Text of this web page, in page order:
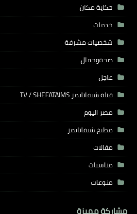
حكاية مكان
خدمات
شخصيات مشرفة
صحةوجمال
عاجل
قناة شيفاتايمز TV / SHEFATAIMS
مصر اليوم
مطبخ شيفاتايمز
مقالات
مناسبات
منوعات